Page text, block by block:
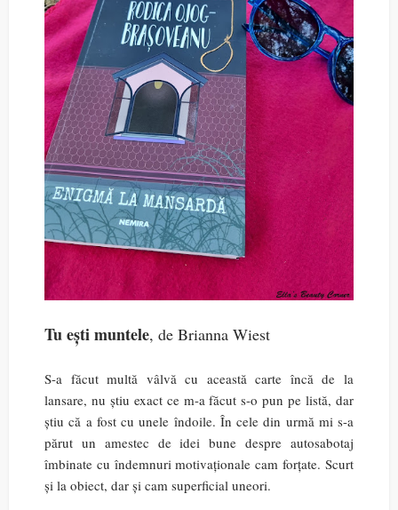
Tu ești muntele, de Brianna Wiest
S-a făcut multă vâlvă cu această carte încă de la
lansare, nu știu exact ce m-a făcut s-o pun pe listă, dar
știu că a fost cu unele îndoile. În cele din urmă mi s-a
părut un amestec de idei bune despre autosabotaj
îmbinate cu îndemnuri motivaționale cam forțate. Scurt
și la obiect, dar și cam superficial uneori.